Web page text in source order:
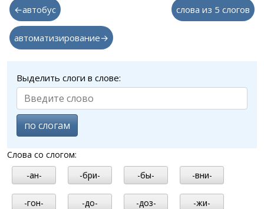
←автобус слова из 5 слогов
автоматизирование→
Выделить слоги в слове:
по слогам
Слова со слогом:
-ан-
-бри- -бы- -вни-
-гон- -до- -доз- -жи-